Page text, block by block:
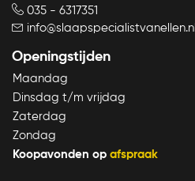
035 - 6317351
info@slaapspecialistvanellen.nl
Openingstijden
Maandag
Dinsdag t/m vrijdag
Zaterdag
Zondag
Koopavonden op afspraak